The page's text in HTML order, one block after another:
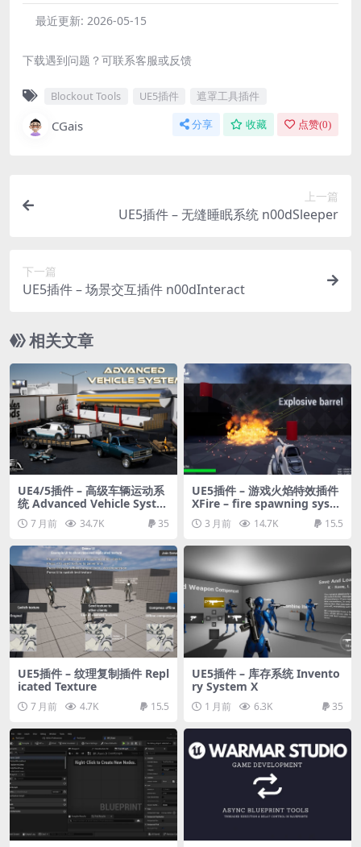
最近更新: 2026-05-15
下载遇到问题？可联系客服或反馈
Blockout Tools UE5插件 遮罩工具插件
CGais 分享 收藏 点赞(0)
上一篇
UE5插件 – 无缝睡眠系统 n00dSleeper
下一篇
UE5插件 – 场景交互插件 n00dInteract
相关文章
UE4/5插件 – 高级车辆运动系
统 Advanced Vehicle Syste
m 7 月前 34.7K 35
UE5插件 – 游戏火焰特效插件
XFire – fire spawning syste
m (with damage)
3 月前 14.7K 15.5
UE5插件 – 纹理复制插件 Repl
icated Texture
7 月前 4.7K 15.5
UE5插件 – 库存系统 Invento
ry System X
1 月前 6.3K 35